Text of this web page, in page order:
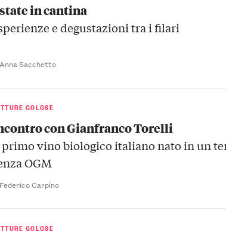
in cantina
e degustazioni tra i filari
Sacchetto
GOLOSE
con Gianfranco Torelli
vino biologico italiano nato in un
OGM
Carpino
GOLOSE